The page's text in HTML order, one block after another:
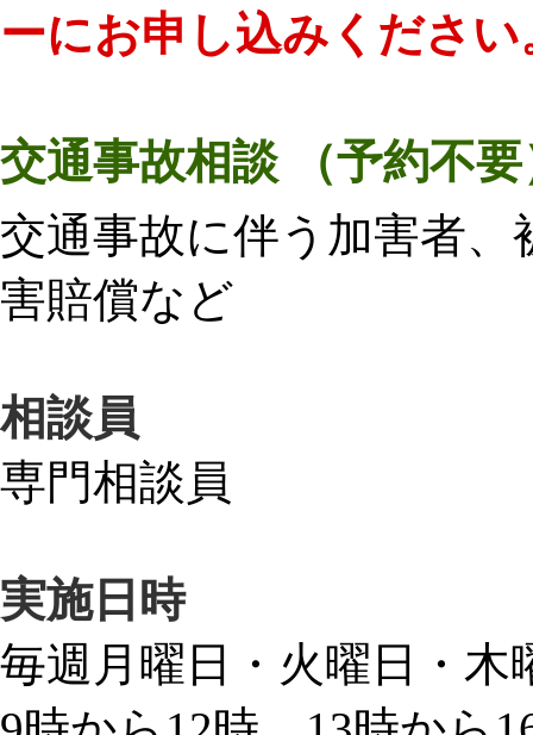
ーにお申し込みくださ
交通事故相談 （予約不要
交通事故に伴う加害者
害賠償など
相談員
専門相談員
実施日時
毎週月曜日・火曜日・木